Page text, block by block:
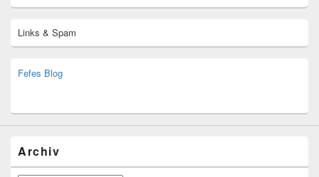
Links & Spam
Fefes Blog
Archiv